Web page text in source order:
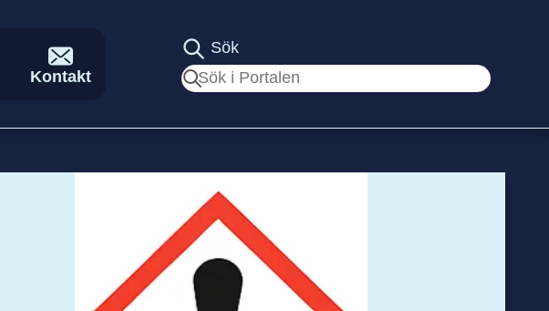
Kontakt
Sök
Sök